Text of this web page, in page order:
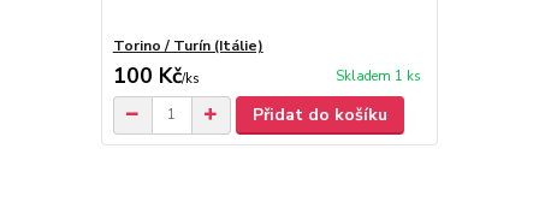
Torino / Turín (Itálie)
100 Kč/ks Skladem 1 ks
Přidat do košíku